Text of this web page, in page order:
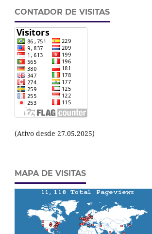
CONTADOR DE VISITAS
(Ativo desde 27.05.2025)
MAPA DE VISITAS